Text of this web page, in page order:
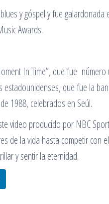
y góspel y fue
Awards.
In Time”, que fue
estadounidenses, que fue la
1988, celebrados en Seúl.
video producido por NBC
de la vida hasta competir con
y sentir la eternidad.